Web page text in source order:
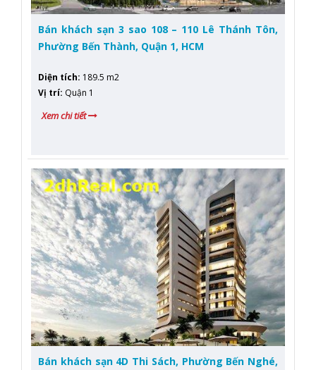
Bán khách sạn 3 sao 108 – 110 Lê Thánh Tôn,
Phường Bến Thành, Quận 1, HCM
Diện tích: 189.5 m2
Vị trí: Quận 1
Xem chi tiết
Bán khách sạn 4D Thi Sách, Phường Bến Nghé,